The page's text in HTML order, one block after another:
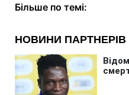
Більше по темі: